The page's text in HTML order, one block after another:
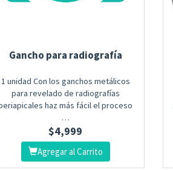
Gancho para radiografía
1 unidad Con los ganchos metálicos
para revelado de radiografías
haz más fácil el proceso
…
$4,999
Agregar al Carrito